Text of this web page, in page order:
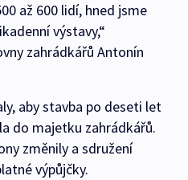
až 600 lidí, hned jsme
výstavy,“
zahrádkářů Antonín
aby stavba po deseti let
do majetku zahrádkářů.
změnily a sdružení
výpůjčky.